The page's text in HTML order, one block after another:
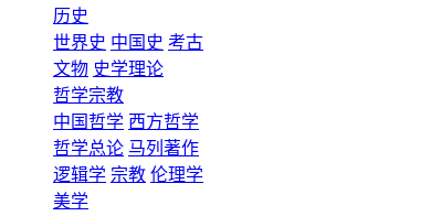
历史
世界史 中国史 考古
文物 史学理论
哲学宗教
中国哲学 西方哲学
哲学总论 马列著作
逻辑学 宗教 伦理学
美学